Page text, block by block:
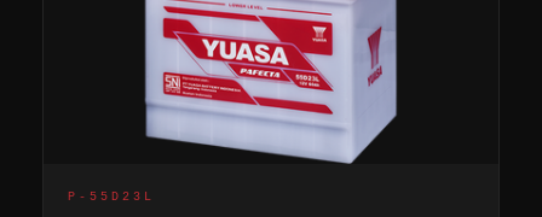
P-55D23L